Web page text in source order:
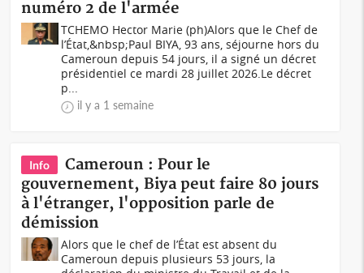
numéro 2 de l'armée
TCHEMO Hector Marie (ph)Alors que le Chef de
l’État,&nbsp;Paul BIYA, 93 ans, séjourne hors du
Cameroun depuis 54 jours, il a signé un décret
présidentiel ce mardi 28 juillet 2026.Le décret
p...
il y a 1 semaine
Info
Cameroun : Pour le
gouvernement, Biya peut faire 80 jours
à l'étranger, l'opposition parle de
démission
Alors que le chef de l’État est absent du
Cameroun depuis plusieurs 53 jours, la